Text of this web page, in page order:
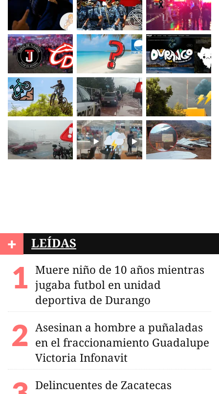
+ LEÍDAS
Muere niño de 10 años mientras
jugaba futbol en unidad
deportiva de Durango
Asesinan a hombre a puñaladas
en el fraccionamiento Guadalupe
Victoria Infonavit
Delincuentes de Zacatecas